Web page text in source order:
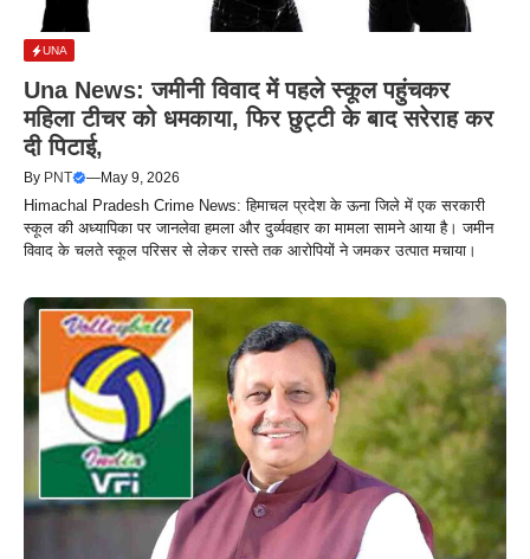
UNA
Una News: जमीनी विवाद में पहले स्कूल पहुंचकर
महिला टीचर को धमकाया, फिर छुट्टी के बाद सरेराह कर
दी पिटाई,
By PNT —May 9, 2026
Himachal Pradesh Crime News: हिमाचल प्रदेश के ऊना जिले में एक सरकारी
स्कूल की अध्यापिका पर जानलेवा हमला और दुर्व्यवहार का मामला सामने आया है। जमीन
विवाद के चलते स्कूल परिसर से लेकर रास्ते तक आरोपियों ने जमकर उत्पात मचाया।